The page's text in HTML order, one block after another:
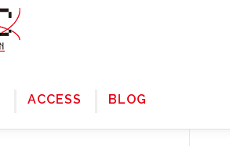
ACCESS BLOG